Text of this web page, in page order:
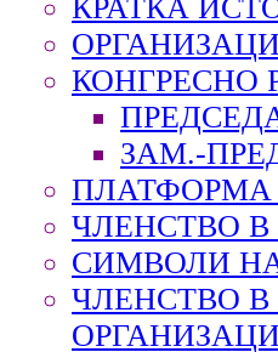
КРАТКА
КОНГРЕСНО
ЗАМ.-
ПЛАТФОРМА
ЧЛЕНСТВО В
СИМВОЛИ
ЧЛЕНСТВО